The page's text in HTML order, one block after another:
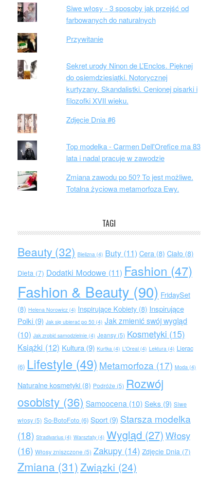
Siwe włosy - 3 sposoby jak przejść od
farbowanych do naturalnych
Przywitanie
Sekret urody Ninon de L’Enclos. Pięknej
do osiemdziesiątki. Notorycznej
kurtyzany. Skandalistki. Cenionej pisarki i
filozofki XVII wieku.
Zdjęcie Dnia #6
Top modelka - Carmen Dell'Orefice ma 83
lata i nadal pracuje w zawodzie
Zmiana zawodu po 50? To jest możliwe.
Totalna życiowa metamorfoza Ewy.
TAGI
Beauty(32) Bielizna(4) Buty(11) Cera(8) Ciało(8)
Dieta(7) Dodatki Modowe(11) Fashion (47)
Fashion & Beauty (90) FridaySet
(8) Helena Norowicz(4) Inspirujące Kobiety(8) Inspirujące
Polki(9) Jak się ubierać po 50(4) Jak zmienić swój wygląd
(10) Jak zrobić samodzielnie(4) Jeansy(5) Kosmetyki (15)
Książki (12) Kultura(9) Kurtka(4) L'Oreal(4) Lektura(4) Lierac
(6) Lifestyle (49) Metamorfoza (17) Moda(4)
Naturalne kosmetyki(8) Podróże (5) Rozwój
osobisty (36) Samoocena(10) Seks (9) Siwe
włosy(5) So-BotoFoto(6) Sport(9) Starsza modelka
(18) Stradivarius(4) Warsztaty(4) Wygląd (27)Włosy
(16) Włosy zniszczone (5) Zakupy(14) Zdjęcie Dnia(7)
Zmiana (31) Związki (24)